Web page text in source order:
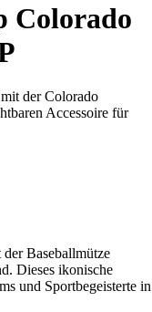
Colorado
der Colorado
Accessoire für
Baseballmütze
Dieses ikonische
und Sportbegeisterte in